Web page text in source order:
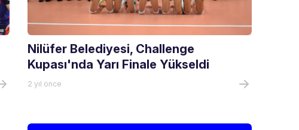
Nilüfer Belediyesi, Challenge
Kupası'nda Yarı Finale Yükseldi
2 yıl önce